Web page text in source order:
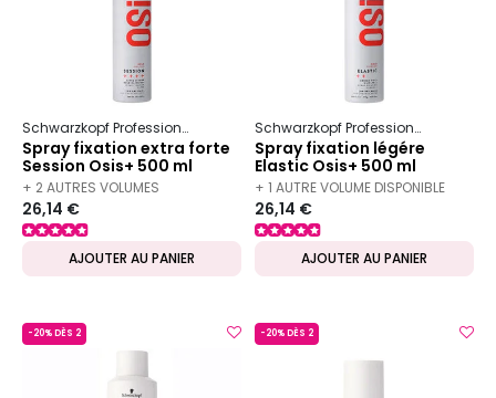
Schwarzkopf Professional Fixation
Spray fixation extra forte
Session Osis+ 500 ml
+ 2 AUTRES VOLUMES
DISPONIBLES
26,14 €
AJOUTER AU PANIER
Schwarzkopf Professional
Spray fixation légére
Elastic Osis+ 500 ml
+ 1 AUTRE VOLUME DISPONIBLE
26,14 €
AJOUTER AU PANIER
-20% DÈS 2 -20% DÈS 2